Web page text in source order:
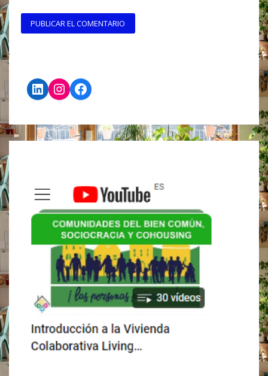
LinkedIn
Instagram
Facebook